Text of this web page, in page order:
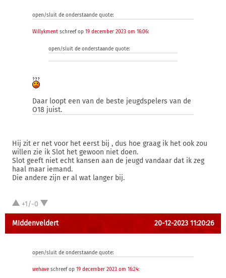
open/sluit de onderstaande quote:
Willykment schreef op 19 december 2023 om 16:06:
open/sluit de onderstaande quote:
Daar loopt een van de beste jeugdspelers van de
O18 juist.
Hij zit er net voor het eerst bij , dus hoe graag ik het ook zou
willen zie ik Slot het gewoon niet doen.
Slot geeft niet echt kansen aan de jeugd vandaar dat ik zeg
haal maar iemand.
Die andere zijn er al wat langer bij.
+1/-0
MIddenveldert 20-12-2023 11:20:26
open/sluit de onderstaande quote:
wehave schreef op 19 december 2023 om 16:24: